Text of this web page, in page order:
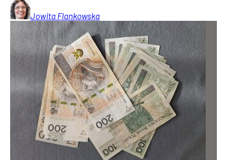
Jowita Flankowska